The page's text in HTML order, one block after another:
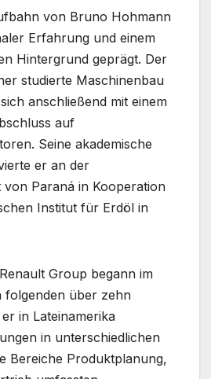
von Bruno Hohmann
Erfahrung und einem
Hintergrund geprägt. Der
studierte Maschinenbau
anschließend mit einem
auf
Seine akademische
er an der
von Paraná in Kooperation
Institut für Erdöl in
Group begann im
folgenden über zehn
in Lateinamerika
in unterschiedlichen
Bereiche Produktplanung,